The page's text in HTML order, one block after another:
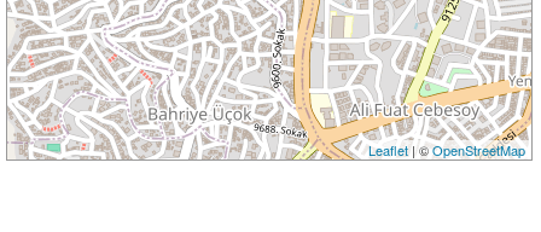
Leaflet| ©OpenStreetMap